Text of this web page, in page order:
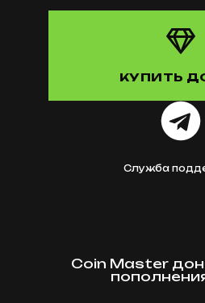
КУПИТЬ
Служба
Coin Master